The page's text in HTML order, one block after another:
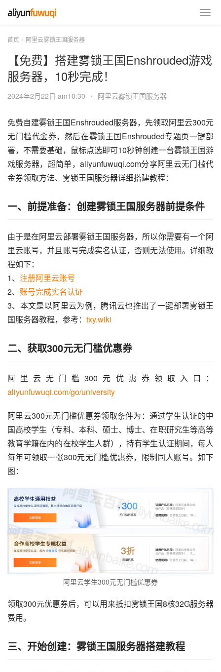
首页 阿里云雾锁王国服务器
【免费】搭建雾锁王国Enshrouded游戏
服务器，10秒完成！
2024年2月22日 am10:30 • 阿里云雾锁王国服务器
免费自建雾锁王国Enshrouded服务器，先领取阿里云300元
无门槛代金券，然后在雾锁王国Enshrouded专题页一键部
署，不需要基础，鼠标点选即可10秒钟创建一台雾锁王国游
戏服务器，超简单，aliyunfuwuqi.com分享阿里云无门槛代
金券领取方法、雾锁王国服务器详细搭建教程：
一、前提准备：创建雾锁王国服务器前提条件
由于是在阿里云部署雾锁王国服务器，所以你需要有一个阿
里云账号，并且账号完成实名认证，否则无法使用。详细教
程如下：
1、 注册阿里云账号
2、 账号完成实名认证
3、本文是以阿里云为例，腾讯云也推出了一键部署雾锁王
国服务器教程，参考： txy.wiki
二、获取300元无门槛优惠券
阿里云无门槛300元优惠券领取入口：
aliyunfuwuqi.com/go/university
阿里云300元无门槛优惠券领取条件为：通过学生认证的中
国高校学生（专科、本科、硕士、博士、在职研究生等高等
教育学籍在内的在校学生人群），持有学生认证期间，每人
每年可领取一张300元无门槛优惠券，限制同人账号。如下
图：
阿里云学生300元无门槛优惠券
领取300元优惠券后，可以用来抵扣雾锁王国8核32G服务器
费用。
三、开始创建：雾锁王国服务器搭建教程